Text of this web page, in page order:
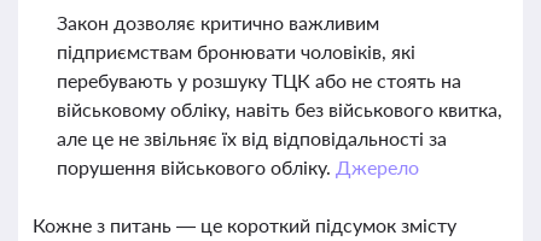
Закон дозволяє критично важливим
підприємствам бронювати чоловіків, які
перебувають у розшуку ТЦК або не стоять на
військовому обліку, навіть без військового квитка,
але це не звільняє їх від відповідальності за
порушення військового обліку. Джерело
Кожне з питань — це короткий підсумок змісту